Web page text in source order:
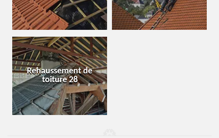
Rehaussement de
toiture 28